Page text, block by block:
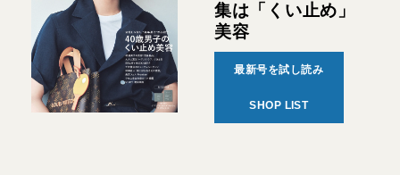
集は「くい止め」
美容
最新号を試し読み
SHOP LIST